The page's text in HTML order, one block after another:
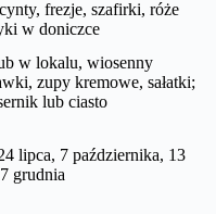
frezje, szafirki, róże
w doniczce
w lokalu, wiosenny
zupy kremowe, sałatki;
lub ciasto
lipca, 7 października, 13
grudnia